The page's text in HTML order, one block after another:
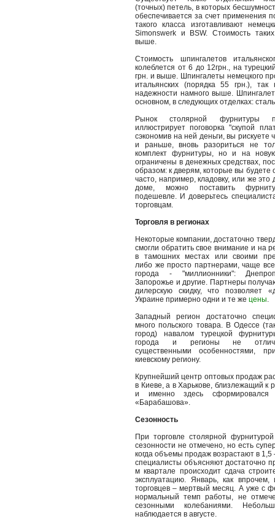
(точных) петель, в которых
обеспечивается за счет применения
такого класса изготавливают
Simonswerk и BSW. Стоимость
выше.
Стоимость шпингалетов
колеблется от 6 до 12грн., на
грн. и выше. Шпингалеты немецкого
итальянских (порядка 55 грн.), так
надежности намного выше.
основном, в следующих отделках:
Рынок столярной фурнитуры
иллюстрирует поговорка "скупой
сэкономив на ней деньги, вы рискуете
и раньше, вновь разориться не
комплект фурнитуры, но и на
ограничены в денежных средствах,
образом: к дверям, которые вы будете
часто, например, кладовку, или же это
доме, можно поставить
подешевле. И доверьтесь
торговцам.
Торговля в регионах
Некоторые компании, достаточно
смогли обратить свое внимание и на
в тамошних местах или своими
либо же просто партнерами, чаще
города - "миллионники":
Запорожье и другие. Партнеры
дилерскую скидку, что позволяет
Украине примерно одни и те же цены.
Западный регион достаточно
много польского товара. В Одессе
город) навалом турецкой
города и регионы не
существенными особенностями,
киевскому региону.
Крупнейший центр оптовых продаж
в Киеве, а в Харькове, близлежащий к
и именно здесь сформировался
«Барабашова».
Сезонность
При торговле столярной
сезонности не отмечено, но есть
когда объемы продаж возрастают в 1,5
специалисты объясняют достаточно
м квартале происходит сдача
эксплуатацию. Январь, как впрочем,
торговцев – мертвый месяц. А уже с
нормальный темп работы, не
сезонными колебаниями.
наблюдается в августе.